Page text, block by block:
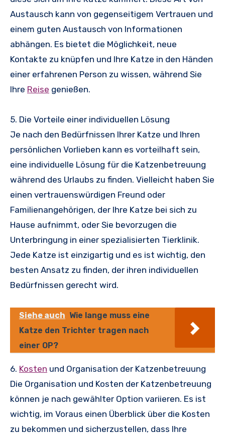
Austausch kann von gegenseitigem Vertrauen und
einem guten Austausch von Informationen
abhängen. Es bietet die Möglichkeit, neue
Kontakte zu knüpfen und Ihre Katze in den Händen
einer erfahrenen Person zu wissen, während Sie
Ihre Reise genießen.
5. Die Vorteile einer individuellen Lösung
Je nach den Bedürfnissen Ihrer Katze und Ihren
persönlichen Vorlieben kann es vorteilhaft sein,
eine individuelle Lösung für die Katzenbetreuung
während des Urlaubs zu finden. Vielleicht haben Sie
einen vertrauenswürdigen Freund oder
Familienangehörigen, der Ihre Katze bei sich zu
Hause aufnimmt, oder Sie bevorzugen die
Unterbringung in einer spezialisierten Tierklinik.
Jede Katze ist einzigartig und es ist wichtig, den
besten Ansatz zu finden, der ihren individuellen
Bedürfnissen gerecht wird.
Siehe auch Wie lange muss eine
Katze den Trichter tragen nach
einer OP?
6. Kosten und Organisation der Katzenbetreuung
Die Organisation und Kosten der Katzenbetreuung
können je nach gewählter Option variieren. Es ist
wichtig, im Voraus einen Überblick über die Kosten
zu bekommen und sicherzustellen, dass Ihre